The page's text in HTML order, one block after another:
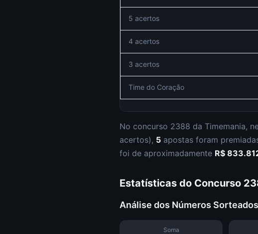
5 acertos
4 acertos
3 acertos
Time do Coração
No concurso 2388 da Timemania,
acertos), 5 apostas foram
foi de aproximadamente R$
Estatísticas do Concurso
Análise dos Números Sorteados
Soma